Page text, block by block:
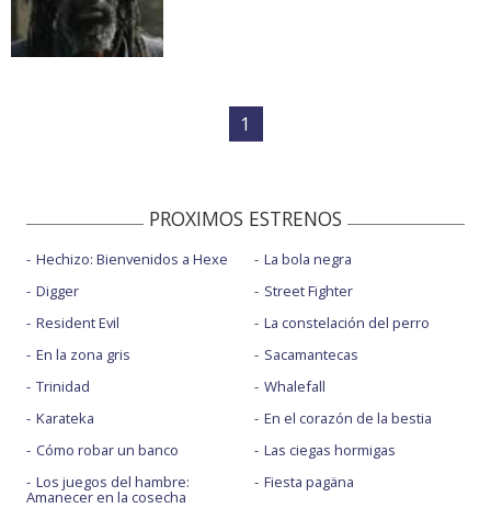
1
PROXIMOS ESTRENOS
Hechizo: Bienvenidos a Hexe
Digger
Resident Evil
En la zona gris
Trinidad
Karateka
Cómo robar un banco
Los juegos del hambre:
Amanecer en la cosecha
La bola negra
Street Fighter
La constelación del perro
Sacamantecas
Whalefall
En el corazón de la bestia
Las ciegas hormigas
Fiesta pagäna